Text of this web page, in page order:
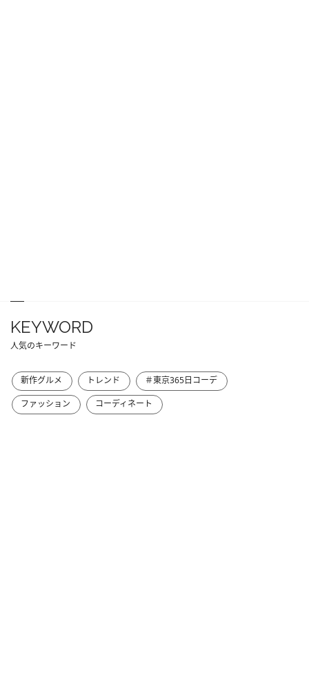
KEYWORD
人気のキーワード
新作グルメ トレンド
＃東京365日コーデ
ファッション
コーディネート